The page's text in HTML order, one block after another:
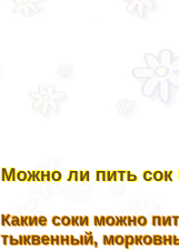
Можно ли пить сок
Какие соки можно
тыквенный,